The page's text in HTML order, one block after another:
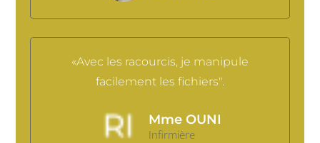
«Avec les racourcis, je manipule
facilement les fichiers".
Mme OUNI
Infirmière